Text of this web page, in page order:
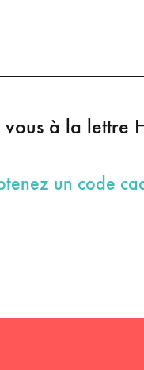
à la lettre
un code